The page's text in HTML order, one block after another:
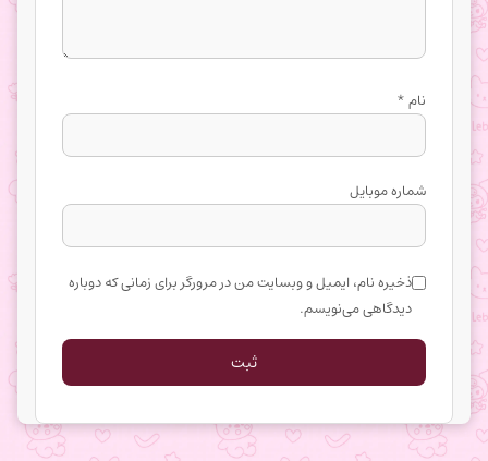
نام*
شماره موبایل
ذخیره نام، ایمیل و وبسایت من در مرورگر برای زمانی که دوباره
دیدگاهی می‌نویسم.